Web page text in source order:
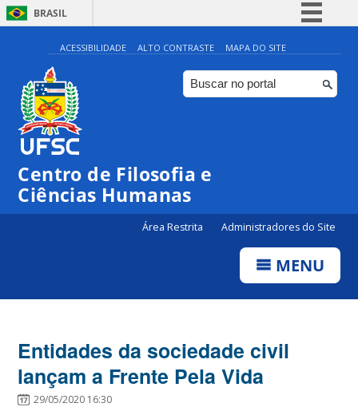
BRASIL
Simplifique!
Comunica BR
Participe
ACESSIBILIDADE ALTO CONTRASTE MAPA DO SITE
Centro de Filosofia e
Ciências Humanas
Área Restrita Administradores do Site
MENU
Entidades da sociedade civil
lançam a Frente Pela Vida
29/05/2020 16:30